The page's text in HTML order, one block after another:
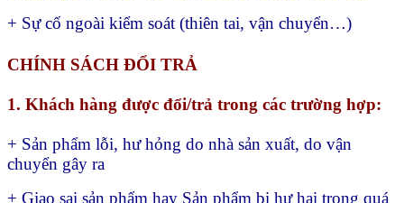
+ Sự cố ngoài kiểm soát (thiên tai, vận chuyển…)
CHÍNH SÁCH ĐỔI TRẢ
1. Khách hàng được đổi/trả trong các trường hợp:
+ Sản phẩm lỗi, hư hỏng do nhà sản xuất, do vận
chuyển gây ra
+ Giao sai sản phẩm hay Sản phẩm bị hư hại trong quá